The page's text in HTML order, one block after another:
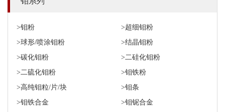
>钼粉
>超细钼粉
>球形/喷涂钼粉
>结晶钼粉
>碳化钼粉
>二硅化钼粉
>二硫化钼粉
>钼铁粉
>高纯钼粒/片/块
>钼条
>钼铁合金
>钼铌合金